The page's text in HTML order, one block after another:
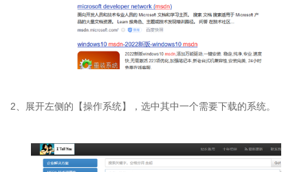
2、展开左侧的【操作系统】，选中其中一个需要下载的系统。